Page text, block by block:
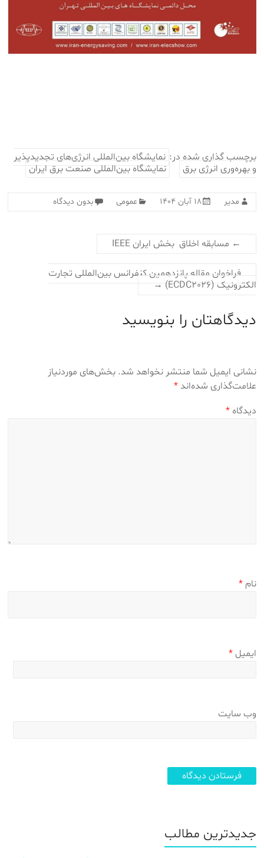
برچسب گذاری شده در: نمایشگاه بین‌المللی انرژی‌های تجدیدپذیر
و بهره‌وری انرژی برق
نمایشگاه بین‌المللی صنعت برق ایران
مدیر ۱۸ آبان ۱۴۰۴ عمومی بدون دیدگاه
← مسابقه اخلاق بخش ایران IEEE‎
فراخوان مقاله پانزدهمین کنفرانس بین‌المللی تجارت
الکترونیک (ECDC2026)
→
دیدگاهتان را بنویسید
نشانی ایمیل شما منتشر نخواهد شد. بخش‌های موردنیاز
علامت‌گذاری شده‌اند*
دیدگاه*
نام*
ایمیل*
وب‌ سایت
جدیدترین مطالب